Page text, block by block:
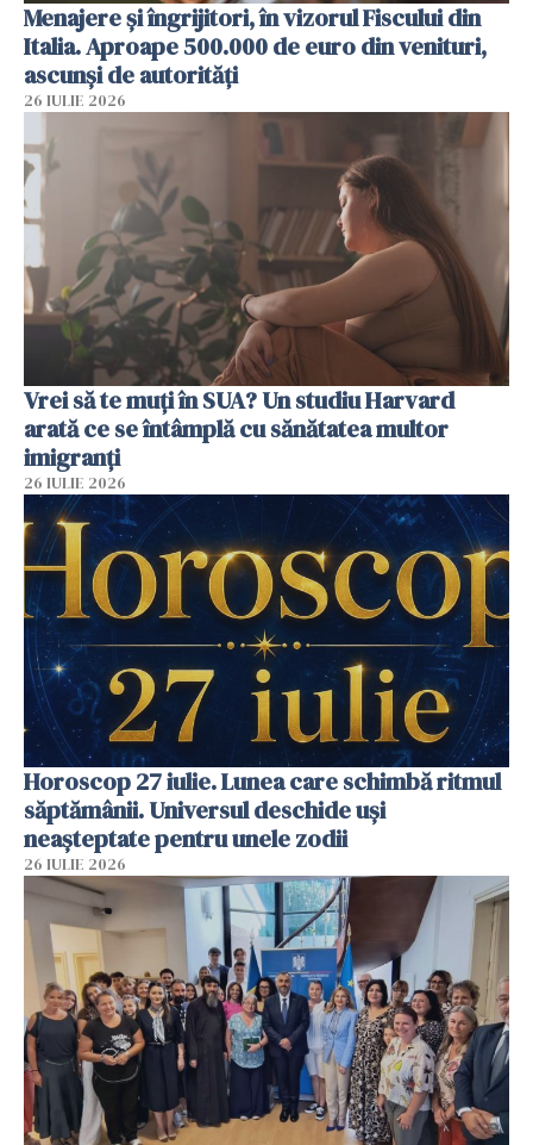
Menajere și îngrijitori, în vizorul Fiscului din
Italia. Aproape 500.000 de euro din venituri,
ascunși de autorități
26 IULIE 2026
Vrei să te muți în SUA? Un studiu Harvard
arată ce se întâmplă cu sănătatea multor
imigranți
26 IULIE 2026
Horoscop 27 iulie. Lunea care schimbă ritmul
săptămânii. Universul deschide uși
neașteptate pentru unele zodii
26 IULIE 2026